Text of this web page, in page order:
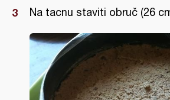
Na tacnu staviti obruč (26